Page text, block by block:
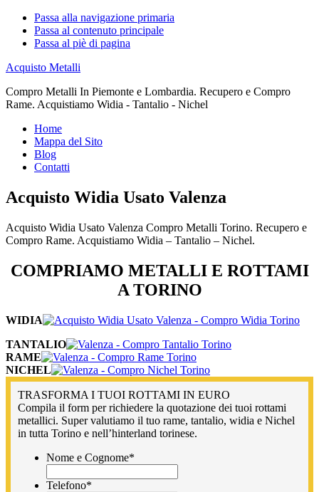
Passa alla navigazione primaria
Passa al contenuto principale
Passa al piè di pagina
Acquisto Metalli
Compro Metalli In Piemonte e Lombardia. Recupero e Compro
Rame. Acquistiamo Widia - Tantalio - Nichel
Home
Mappa del Sito
Blog
Contatti
Acquisto Widia Usato Valenza
Acquisto Widia Usato Valenza Compro Metalli Torino. Recupero e
Compro Rame. Acquistiamo Widia – Tantalio – Nichel.
COMPRIAMO METALLI E ROTTAMI
A TORINO
WIDIA
TANTALIO
RAME
NICHEL
TRASFORMA I TUOI ROTTAMI IN EURO
Compila il form per richiedere la quotazione dei tuoi rottami
metallici. Super valutiamo il tuo rame, tantalio, widia e Nichel
in tutta Torino e nell’hinterland torinese.
Nome e Cognome*
Telefono*